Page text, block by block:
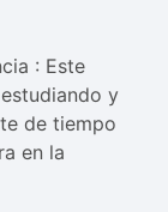
: Este
y
de tiempo
en la